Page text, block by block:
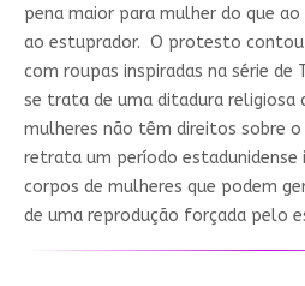
pena maior para mulher do que
ao estuprador. O protesto
com roupas inspiradas na série de
se trata de uma ditadura religiosa
mulheres não têm direitos sobre
retrata um período
corpos de mulheres que podem
de uma reprodução forçada pelo